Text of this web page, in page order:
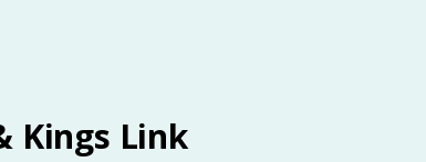
Kings Link